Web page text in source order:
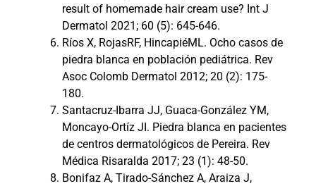
result of homemade hair cream use? Int J
Dermatol 2021; 60 (5): 645-646.
Ríos X, RojasRF, HincapiéML. Ocho casos de
piedra blanca en población pediátrica. Rev
Asoc Colomb Dermatol 2012; 20 (2): 175-
180.
Santacruz-Ibarra JJ, Guaca-González YM,
Moncayo-Ortíz JI. Piedra blanca en pacientes
de centros dermatológicos de Pereira. Rev
Médica Risaralda 2017; 23 (1): 48-50.
Bonifaz A, Tirado-Sánchez A, Araiza J,